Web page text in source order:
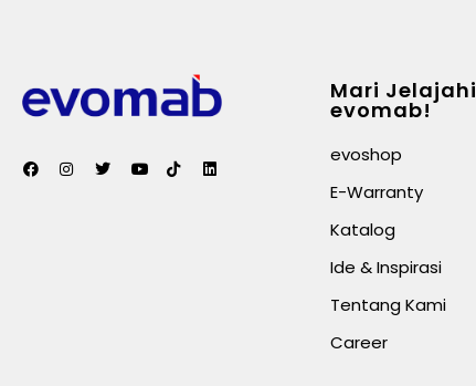
Mari Jelajahi
evomab!
evoshop
E-Warranty
Katalog
Ide & Inspirasi
Tentang Kami
Career